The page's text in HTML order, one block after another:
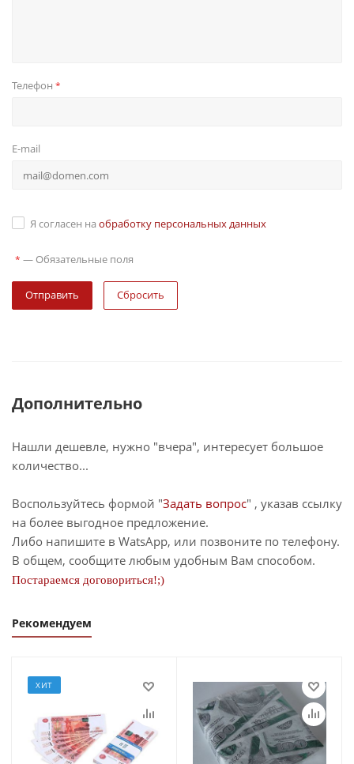
Телефон *
E-mail
Я согласен на обработку персональных данных
* — Обязательные поля
Сбросить
Дополнительно
Нашли дешевле, нужно "вчера", интересует большое
количество...
Воспользуйтесь формой "Задать вопрос" , указав ссылку
на более выгодное предложение.
Либо напишите в WatsApp, или позвоните по телефону.
В общем, сообщите любым удобным Вам способом.
Постараемся договориться!;)
Рекомендуем
ХИТ